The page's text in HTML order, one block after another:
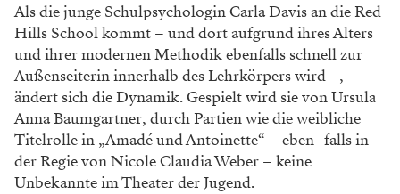
Als die junge Schulpsychologin Carla Davis an die Red
Hills School kommt – und dort aufgrund ihres Alters
und ihrer modernen Methodik ebenfalls schnell zur
Außenseiterin innerhalb des Lehrkörpers wird –,
ändert sich die Dynamik. Gespielt wird sie von Ursula
Anna Baumgartner, durch Partien wie die weibliche
Titelrolle in „Amadé und Antoinette“ – eben- falls in
der Regie von Nicole Claudia Weber – keine
Unbekannte im Theater der Jugend.